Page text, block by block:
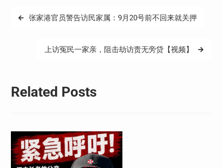
文
张家港官员警告访民家属：9月20号前不回来就关押
上访冤民一家亲，阻击劫访责无旁贷【视频】
Related Posts